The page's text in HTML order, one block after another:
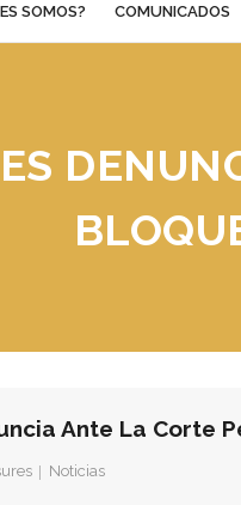
SOMOS? COMUNICADOS
Ante La Corte
Noticias